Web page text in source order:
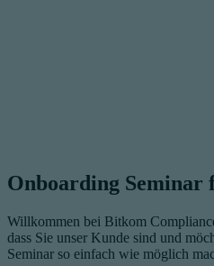
Onboarding Seminar
Willkommen bei Bitkom
dass Sie unser Kunde sind und
Seminar so einfach wie möglich